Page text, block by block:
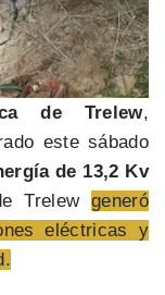
de Trelew,
este sábado
de 13,2 Kv
Trelew generó
eléctricas y